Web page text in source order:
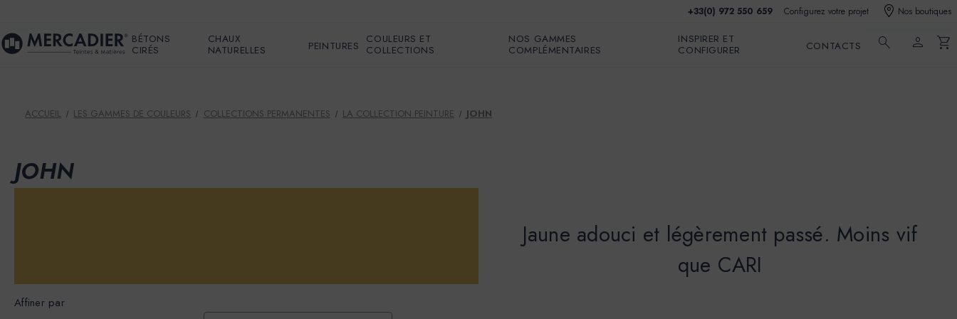
+33(0) 972 550 659 Configurez votre projet Nos boutiques
BÉTONS
CIRÉS
CHAUX
NATURELLES
PEINTURES
COULEURS ET
COLLECTIONS
NOS GAMMES
COMPLÉMENTAIRES
INSPIRER ET
CONFIGURER
CONTACTS search person shopping_cart
ACCUEIL LES GAMMES DE COULEURS COLLECTIONS PERMANENTES LA COLLECTION PEINTURE JOHN
JOHN
Jaune adouci et légèrement passé. Moins vif
que CARI
Affiner par